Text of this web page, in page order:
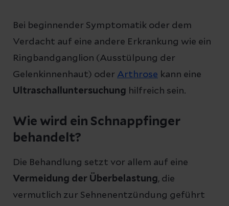
Bei beginnender Symptomatik oder dem
Verdacht auf eine andere Erkrankung wie ein
Ringbandganglion (Ausstülpung der
Gelenkinnenhaut) oder Arthrose kann eine
Ultraschalluntersuchung hilfreich sein.
Wie wird ein Schnappfinger
behandelt?
Die Behandlung setzt vor allem auf eine
Vermeidung der Überbelastung, die
vermutlich zur Sehnenentzündung geführt